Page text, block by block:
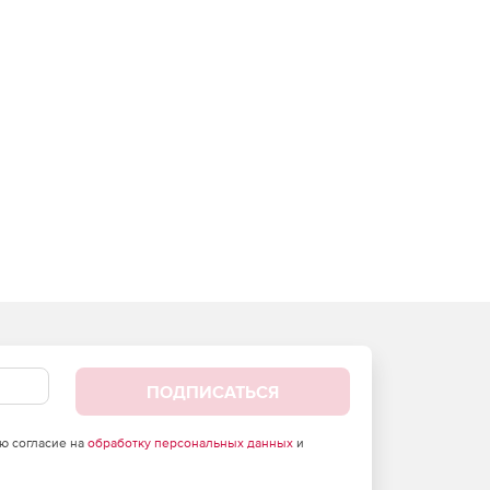
ПОДПИСАТЬСЯ
согласие на обработку персональных данныхи